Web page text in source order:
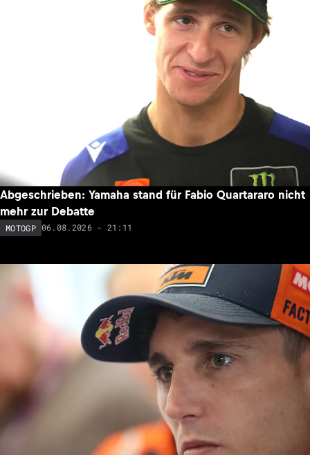
Abgeschrieben: Yamaha stand für Fabio Quartararo nicht
mehr zur Debatte
MOTOGP 06.08.2026 - 21:11